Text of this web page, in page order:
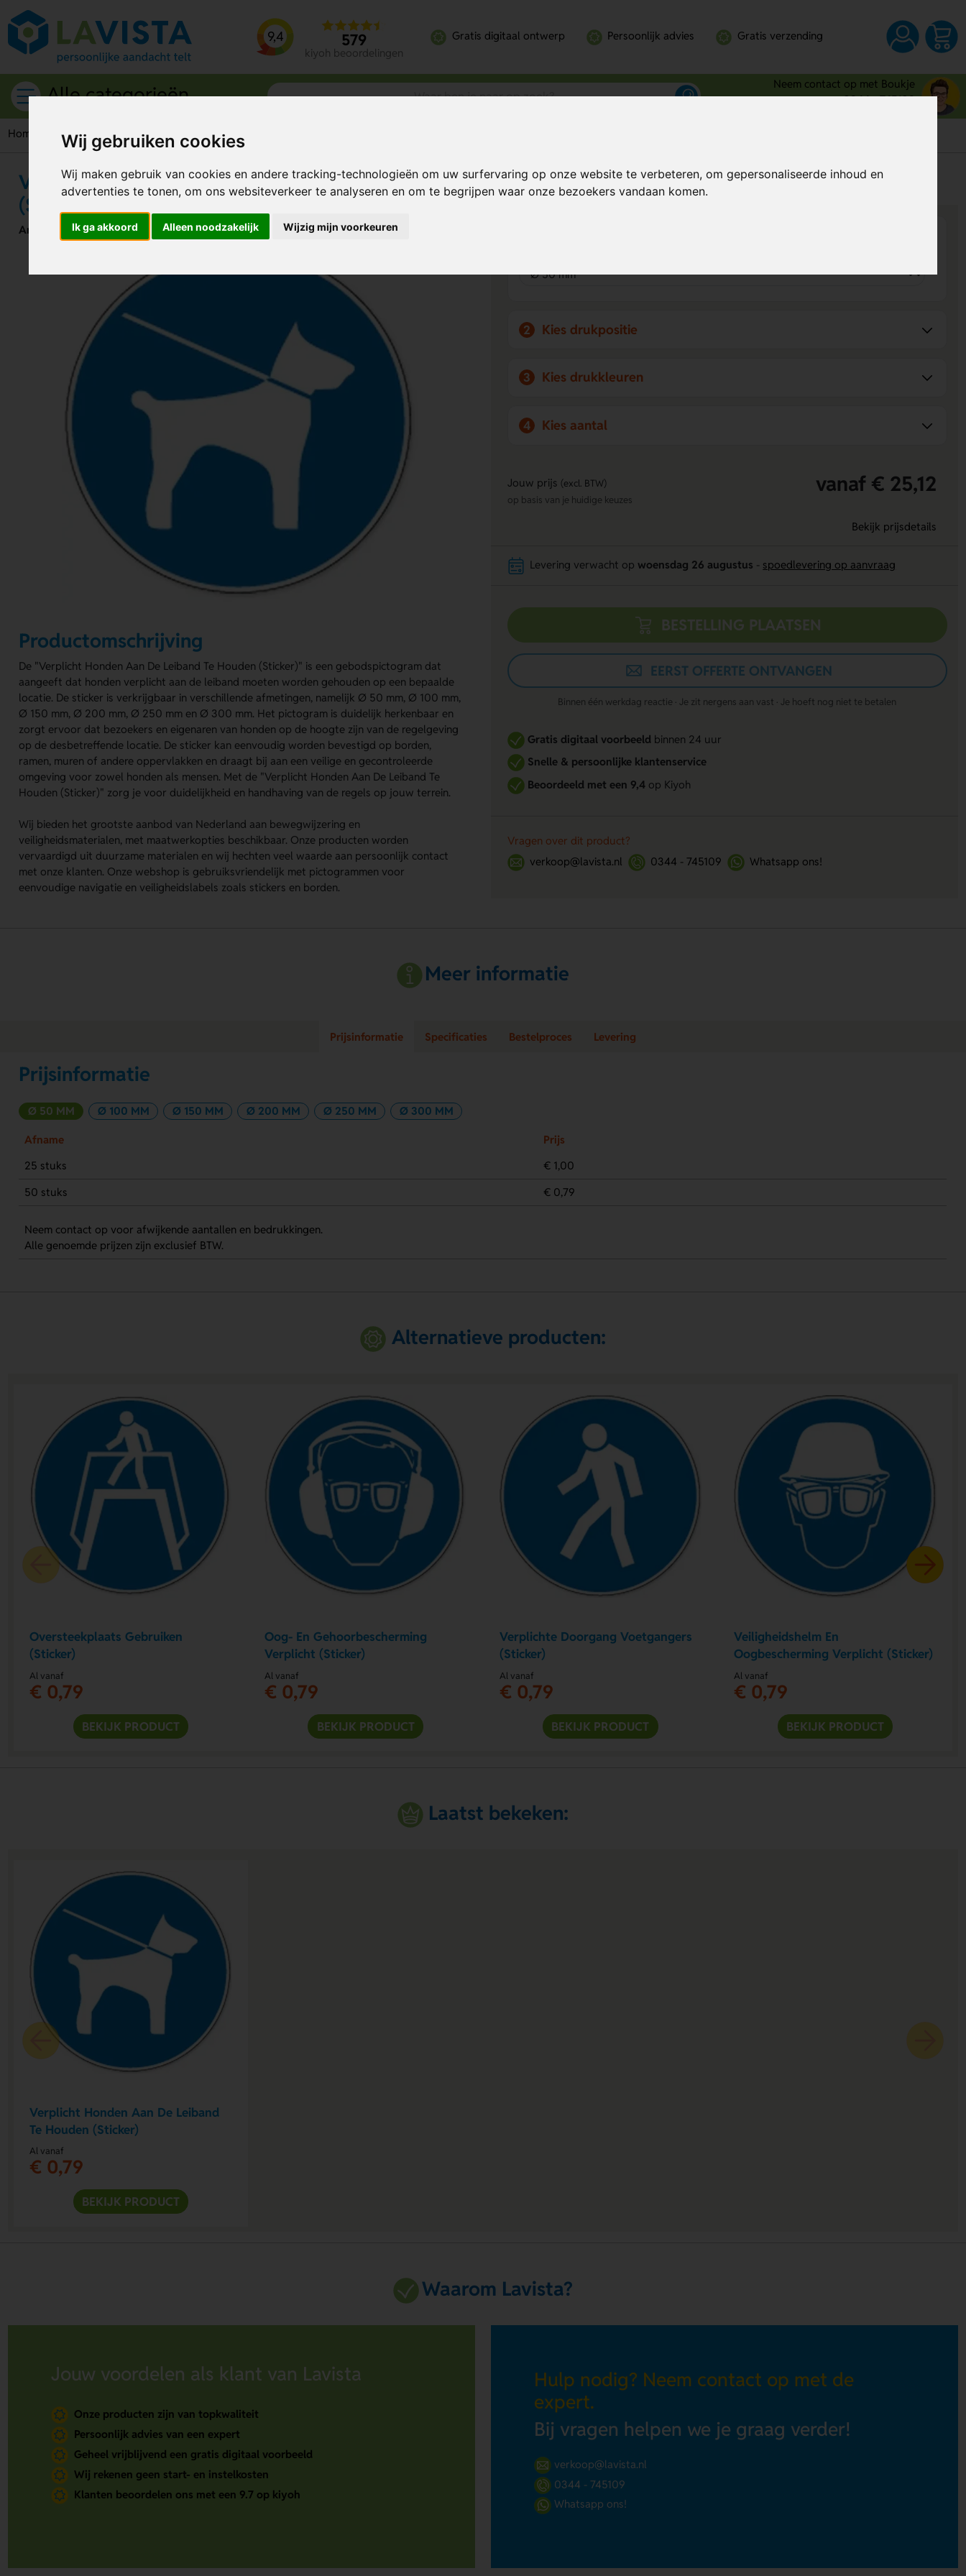
Wij gebruiken cookies
Wij maken gebruik van cookies en andere tracking-technologieën om uw surfervaring op onze website te verbeteren, om gepersonaliseerde inhoud en
advertenties te tonen, om ons websiteverkeer te analyseren en om te begrijpen waar onze bezoekers vandaan komen.
Ik ga akkoord Alleen noodzakelijk Wijzig mijn voorkeuren
9,4 579
kiyoh beoordelingen
Gratis digitaal ontwerp Persoonlijk advies Gratis verzending
Alle categorieën
Neem contact op met Boukje
0344 - 745109
Home Gebodspictogrammen Verplicht Honden Aan De Leiband Te Houden (Sticker)
Verplicht Honden Aan De Leiband Te Houden
(Sticker)
Artikelnummer:112595
Productomschrijving
De "Verplicht Honden Aan De Leiband Te Houden (Sticker)" is een gebodspictogram dat
aangeeft dat honden verplicht aan de leiband moeten worden gehouden op een bepaalde
locatie. De sticker is verkrijgbaar in verschillende afmetingen, namelijk Ø 50 mm, Ø 100 mm,
Ø 150 mm, Ø 200 mm, Ø 250 mm en Ø 300 mm. Het pictogram is duidelijk herkenbaar en
zorgt ervoor dat bezoekers en eigenaren van honden op de hoogte zijn van de regelgeving
op de desbetreffende locatie. De sticker kan eenvoudig worden bevestigd op borden,
ramen, muren of andere oppervlakken en draagt bij aan een veilige en gecontroleerde
omgeving voor zowel honden als mensen. Met de "Verplicht Honden Aan De Leiband Te
Houden (Sticker)" zorg je voor duidelijkheid en handhaving van de regels op jouw terrein.
Wij bieden het grootste aanbod van Nederland aan bewegwijzering en
veiligheidsmaterialen, met maatwerkopties beschikbaar. Onze producten worden
vervaardigd uit duurzame materialen en wij hechten veel waarde aan persoonlijk contact
met onze klanten. Onze webshop is gebruiksvriendelijk met pictogrammen voor
eenvoudige navigatie en veiligheidslabels zoals stickers en borden.
Bereken mijn prijs Al vanaf€ 0,79 per stuk (excl. BTW)
2 Kies drukpositie
3 Kies drukkleuren
4 Kies aantal
Jouw prijs (excl. BTW) vanaf € 25,12
op basis van je huidige keuzes
Bekijk prijsdetails
Levering verwacht op woensdag 26 augustus spoedlevering op aanvraag
BESTELLING PLAATSEN
EERST OFFERTE ONTVANGEN
Binnen één werkdag reactie · Je zit nergens aan vast · Je hoeft nog niet te betalen
Gratis digitaal voorbeeldbinnen 24 uur
Snelle & persoonlijke klantenservice
Beoordeeld met een 9,4op Kiyoh
Vragen over dit product?
verkoop@lavista.nl
0344 - 745109 Whatsapp ons!
Meer informatie
Prijsinformatie Specificaties Bestelproces Levering
Prijsinformatie
Ø 50 MM Ø 100 MM Ø 150 MM Ø 200 MM Ø 250 MM Ø 300 MM
Afname
Prijs
25 stuks
€ 1,00
50 stuks
€ 0,79
Neem contact op voor afwijkende aantallen en bedrukkingen.
Alle genoemde prijzen zijn exclusief BTW.
Alternatieve producten:
Oversteekplaats Gebruiken
(Sticker)
Al vanaf
€ 0,79
BEKIJK PRODUCT
Oog- En Gehoorbescherming
Verplicht (Sticker)
Al vanaf
€ 0,79
BEKIJK PRODUCT
Verplichte Doorgang Voetgangers
(Sticker)
Al vanaf
€ 0,79
BEKIJK PRODUCT
Veiligheidshelm En
Oogbescherming Verplicht (Sticker)
Al vanaf
€ 0,79
BEKIJK PRODUCT
Laatst bekeken:
Verplicht Honden Aan De Leiband
Te Houden (Sticker)
Al vanaf
€ 0,79
BEKIJK PRODUCT
Waarom Lavista?
Jouw voordelen als klant van Lavista
Onze producten zijn van topkwaliteit
Persoonlijk advies van een expert
Geheel vrijblijvend een gratis digitaal voorbeeld
Wij rekenen geen start- en instelkosten
Klanten beoordelen ons met een 9.7 op kiyoh
Hulp nodig? Neem contact op met de
expert.
Bij vragen helpen we je graag verder!
verkoop@lavista.nl
0344 - 745109
Whatsapp ons!